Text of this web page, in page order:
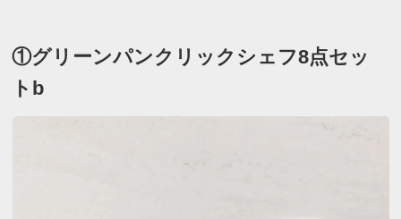
①グリーンパンクリックシェフ8点セッ
トb